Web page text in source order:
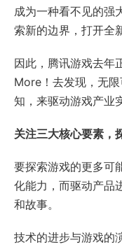
成为一种看不见的强
索新的边界，打开全
因此，腾讯游戏去年
More！去发现，无
知，来驱动游戏产业
关注三大核心要素，
要探索游戏的更多可
化能力，而驱动产品
和故事。
技术的进步与游戏的